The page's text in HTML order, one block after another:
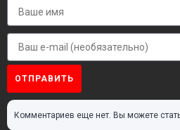
ОТПРАВИТЬ
Комментариев еще нет. Вы можете